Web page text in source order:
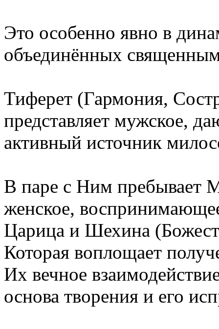
Это особенно явно в
объединённых
Тиферет (Гармония,
представляет мужское,
активный источник
В паре с Ним пребывает
женское,
Царица и Шехина
Которая воплощает
Их вечное
основа творения и его